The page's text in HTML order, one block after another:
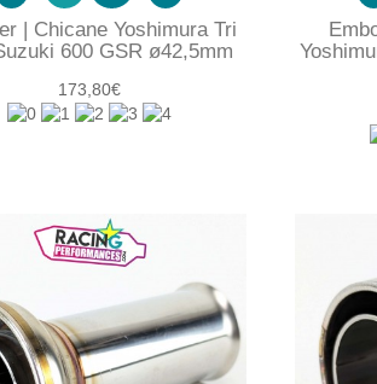
| Chicane Yoshimura Tri
600 GSR ø42,5mm
173,80€